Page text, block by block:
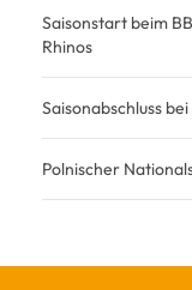
Saisonstart beim
Rhinos
Saisonabschluss
Polnischer